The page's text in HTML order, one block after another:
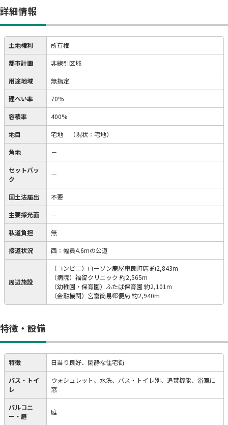
詳細情報
土地権利 所有権
都市計画 非線引区域
用途地域 無指定
建ぺい率 70%
容積率 400%
地目 宅地 （現状：宅地）
角地 －
セットバッ
ク
－
国土法届出 不要
主要採光面 －
私道負担 無
接道状況 西：幅員4.6mの公道
周辺施設
（コンビニ）ローソン鹿屋串良町店 約2,843m
（病院）福留クリニック 約2,565m
（幼稚園・保育園）ふたば保育園 約2,101m
（金融機関）宮富簡易郵便局 約2,940m
特徴・設備
特徴 日当り良好、閑静な住宅街
バス・トイ
レ
ウォシュレット、水洗、バス・トイレ別、追焚機能、浴室に
窓
バルコニ
ー・庭
庭